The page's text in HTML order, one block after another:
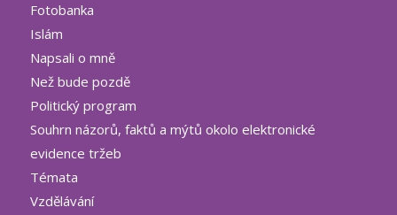
Fotobanka
Islám
Napsali o mně
Než bude pozdě
Politický program
Souhrn názorů, faktů a mýtů okolo elektronické
evidence tržeb
Témata
Vzdělávání